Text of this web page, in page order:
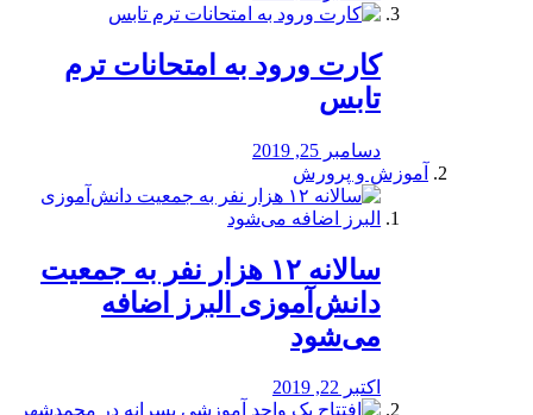
کارت ورود به امتحانات ترم
تابس
دسامبر 25, 2019
آموزش و پرورش
️سالانه ۱۲ هزار نفر به جمعیت
دانش‌آموزی البرز اضافه
می‌شود
اکتبر 22, 2019